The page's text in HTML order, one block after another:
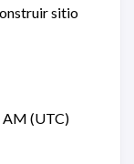
sitio
AM (UTC)